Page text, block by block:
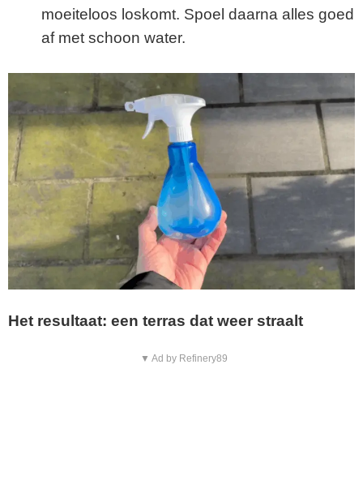
moeiteloos loskomt. Spoel daarna alles goed
af met schoon water.
Het resultaat: een terras dat weer straalt
▼ Ad by Refinery89